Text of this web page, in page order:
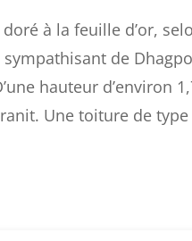
à la feuille d’or,
de
hauteur d’environ
Une toiture de